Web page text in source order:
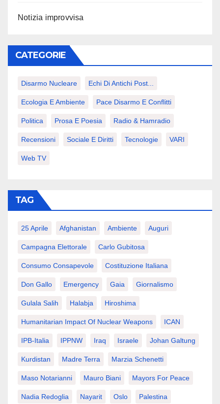
Notizia improvvisa
CATEGORIE
Disarmo Nucleare Echi Di Antichi Post...
Ecologia E Ambiente Pace Disarmo E Conflitti
Politica Prosa E Poesia Radio & Hamradio
Recensioni Sociale E Diritti Tecnologie VARI
Web TV
TAG
25 Aprile Afghanistan Ambiente Auguri
Campagna Elettorale Carlo Gubitosa
Consumo Consapevole Costituzione Italiana
Don Gallo Emergency Gaia Giornalismo
Gulala Salih Halabja Hiroshima
Humanitarian Impact Of Nuclear Weapons ICAN
IPB-Italia IPPNW Iraq Israele Johan Galtung
Kurdistan Madre Terra Marzia Schenetti
Maso Notarianni Mauro Biani Mayors For Peace
Nadia Redoglia Nayarit Oslo Palestina